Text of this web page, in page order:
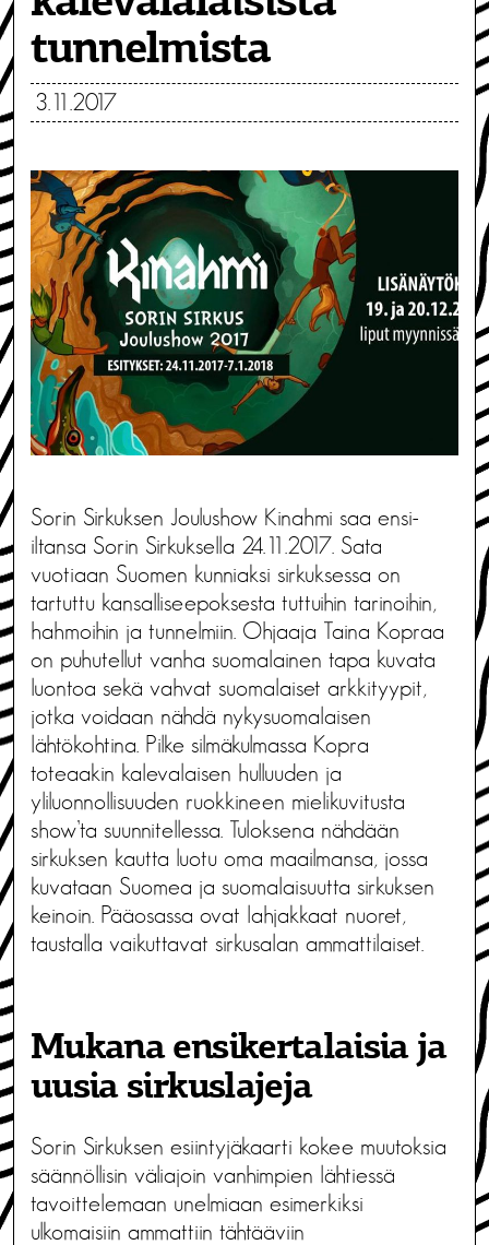
tunnelmista
3.11.2017
Sorin Sirkuksen Joulushow Kinahmi saa ensi-
iltansa Sorin Sirkuksella 24.11.2017. Sata
vuotiaan Suomen kunniaksi sirkuksessa on
tartuttu kansalliseepoksesta tuttuihin tarinoihin,
hahmoihin ja tunnelmiin. Ohjaaja Taina Kopraa
on puhutellut vanha suomalainen tapa kuvata
luontoa sekä vahvat suomalaiset arkkityypit,
jotka voidaan nähdä nykysuomalaisen
lähtökohtina. Pilke silmäkulmassa Kopra
toteaakin kalevalaisen hulluuden ja
yliluonnollisuuden ruokkineen mielikuvitusta
show’ta suunnitellessa. Tuloksena nähdään
sirkuksen kautta luotu oma maailmansa, jossa
kuvataan Suomea ja suomalaisuutta sirkuksen
keinoin. Pääosassa ovat lahjakkaat nuoret,
taustalla vaikuttavat sirkusalan ammattilaiset.
Mukana ensikertalaisia ja
uusia sirkuslajeja
Sorin Sirkuksen esiintyjäkaarti kokee muutoksia
säännöllisin väliajoin vanhimpien lähtiessä
tavoittelemaan unelmiaan esimerkiksi
ulkomaisiin ammattiin tähtääviin